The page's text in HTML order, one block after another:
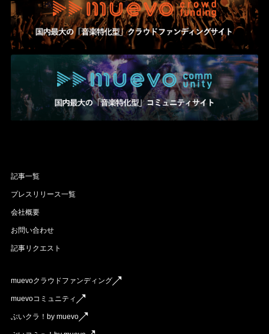
記事一覧
プレスリリース一覧
会社概要
お問い合わせ
記事リクエスト
muevoクラウドファンディング
muevoコミュニティ
ぶいクラ！by muevo